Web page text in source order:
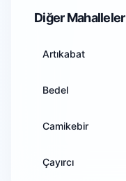
Bilecik
Bingöl
Bitlis
Bolu
Burdur
Diğer Mahalleler
Artıkabat
Bedel
Camikebir
Çayırcı